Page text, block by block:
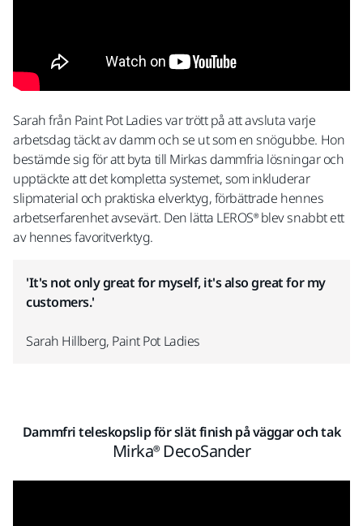
Sarah från Paint Pot Ladies var trött på att avsluta varje
arbetsdag täckt av damm och se ut som en snögubbe. Hon
bestämde sig för att byta till Mirkas dammfria lösningar och
upptäckte att det kompletta systemet, som inkluderar
slipmaterial och praktiska elverktyg, förbättrade hennes
arbetserfarenhet avsevärt. Den lätta LEROS® blev snabbt ett
av hennes favoritverktyg.
'It's not only great for myself, it's also great for my
customers.'
Sarah Hillberg, Paint Pot Ladies
Dammfri teleskopslip för slät finish på väggar och tak
Mirka® DecoSander